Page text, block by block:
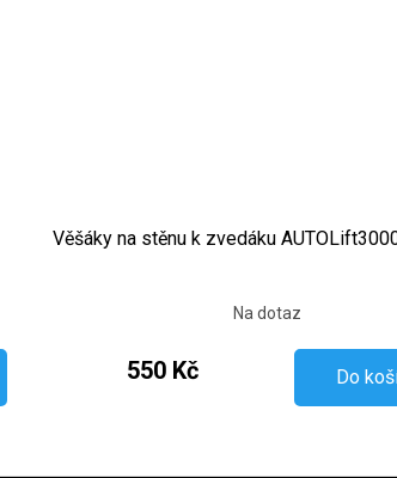
Věšáky na stěnu k zvedáku
Na dotaz
550 Kč Do